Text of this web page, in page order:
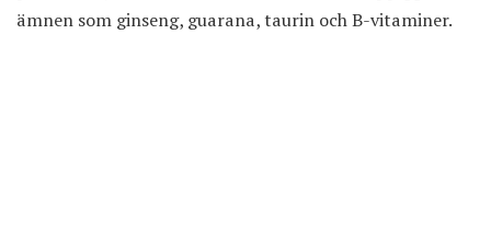
ämnen som ginseng, guarana, taurin och B-vitaminer.